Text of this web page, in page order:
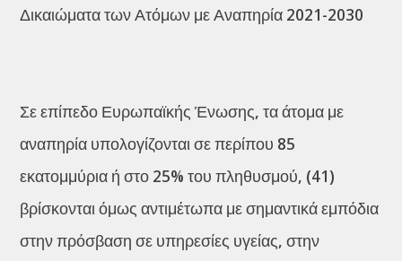
Δικαιώματα των Ατόμων με Αναπηρία 2021-2030
Σε επίπεδο Ευρωπαϊκής Ένωσης, τα άτομα με
αναπηρία υπολογίζονται σε περίπου 85
εκατομμύρια ή στο 25% του πληθυσμού, (41)
βρίσκονται όμως αντιμέτωπα με σημαντικά εμπόδια
στην πρόσβαση σε υπηρεσίες υγείας, στην